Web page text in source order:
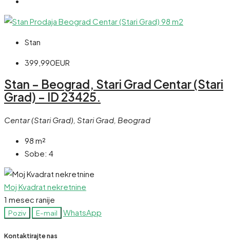
Stan
399,990EUR
Stan – Beograd, Stari Grad Centar (Stari
Grad) – ID 23425.
Centar (Stari Grad), Stari Grad, Beograd
98 m²
Sobe: 4
Moj Kvadrat nekretnine
1 mesec ranije
Poziv E-mail WhatsApp
Kontaktirajte nas